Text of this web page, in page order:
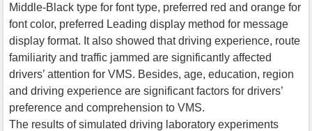
Middle-Black type for font type, preferred red and orange for
font color, preferred Leading display method for message
display format. It also showed that driving experience, route
familiarity and traffic jammed are significantly affected
drivers’ attention for VMS. Besides, age, education, region
and driving experience are significant factors for drivers’
preference and comprehension to VMS.
The results of simulated driving laboratory experiments